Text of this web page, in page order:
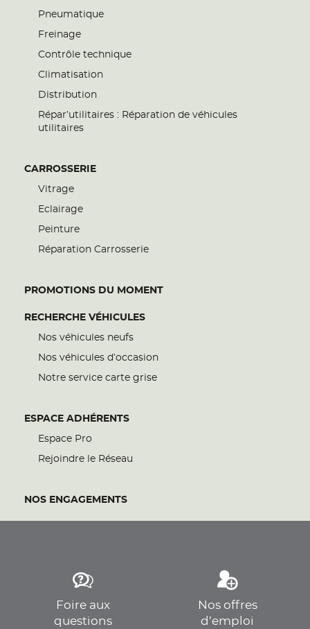
Pneumatique
Freinage
Contrôle technique
Climatisation
Distribution
Répar’utilitaires : Réparation de véhicules
utilitaires
CARROSSERIE
Vitrage
Eclairage
Peinture
Réparation Carrosserie
PROMOTIONS DU MOMENT
RECHERCHE VÉHICULES
Nos véhicules neufs
Nos véhicules d’occasion
Notre service carte grise
ESPACE ADHÉRENTS
Espace Pro
Rejoindre le Réseau
NOS ENGAGEMENTS
Foire aux
questions
Nos offres
d’emploi